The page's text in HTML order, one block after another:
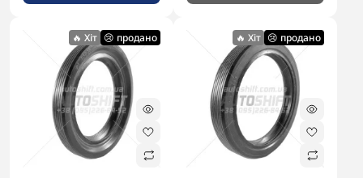
🔥 Хіт 😢 продано 🔥 Хіт 😢 продано